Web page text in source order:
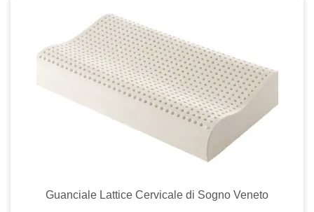
Guanciale Lattice Cervicale di Sogno Veneto